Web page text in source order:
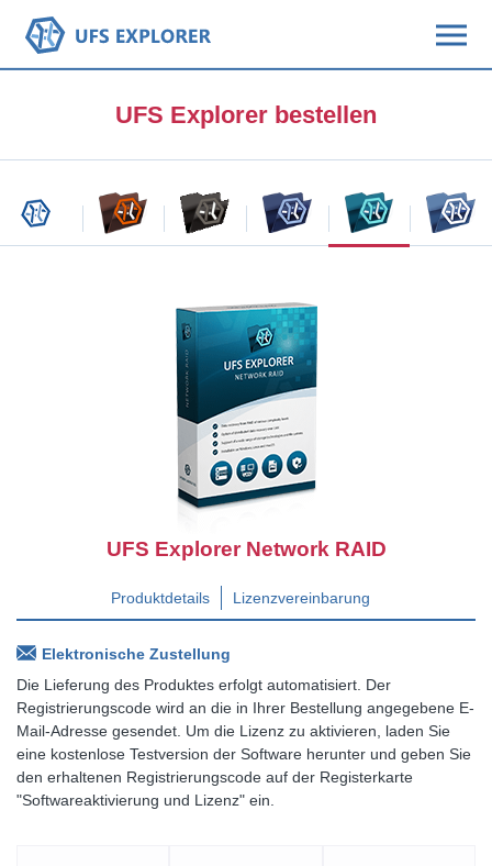
UFS Explorer bestellen
UFS Explorer Network RAID
Produktdetails Lizenzvereinbarung
Elektronische Zustellung
Die Lieferung des Produktes erfolgt automatisiert. Der
Registrierungscode wird an die in Ihrer Bestellung angegebene E-
Mail-Adresse gesendet. Um die Lizenz zu aktivieren, laden Sie
eine kostenlose Testversion der Software herunter und geben Sie
den erhaltenen Registrierungscode auf der Registerkarte
"Softwareaktivierung und Lizenz" ein.